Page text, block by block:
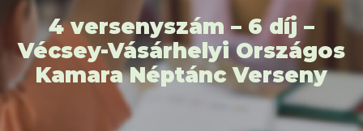
4 versenyszám – 6 díj –
Vécsey-Vásárhelyi Országos
Kamara Néptánc Verseny